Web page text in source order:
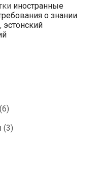
иностранные
о знании
, эстонский
(6)
(3)